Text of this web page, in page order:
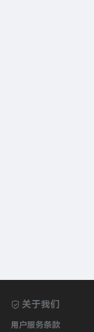
关于我们
用户服务条款